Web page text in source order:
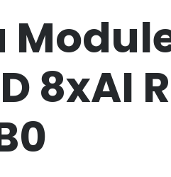
8xAI